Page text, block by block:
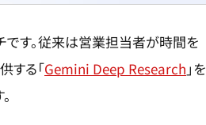
です。従来は営業担当者が時間を
する「Gemini Deep Research 」を